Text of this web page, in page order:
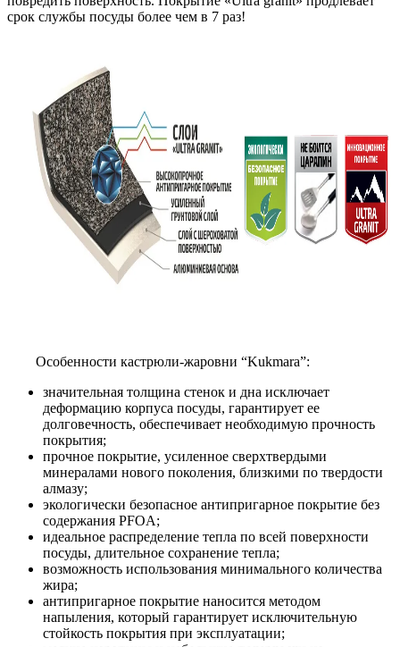
срок службы посуды более чем в 7 раз!
Особенности кастрюли-жаровни “Kukmara”:
значительная толщина стенок и дна исключает
деформацию корпуса посуды, гарантирует ее
долговечность, обеспечивает необходимую прочность
покрытия;
прочное покрытие, усиленное сверхтвердыми
минералами нового поколения, близкими по твердости
алмазу;
экологически безопасное антипригарное покрытие без
содержания PFOA;
идеальное распределение тепла по всей поверхности
посуды, длительное сохранение тепла;
возможность использования минимального количества
жира;
антипригарное покрытие наносится методом
напыления, который гарантирует исключительную
стойкость покрытия при эксплуатации;